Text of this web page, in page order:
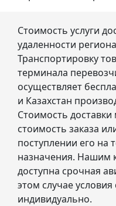
Стоимость услуги
удаленности
Транспортировку
терминала
осуществляет
и Казахстан
Стоимость
стоимость заказа
поступлении его на
назначения. Нашим
доступна срочная
этом случае
индивидуально.